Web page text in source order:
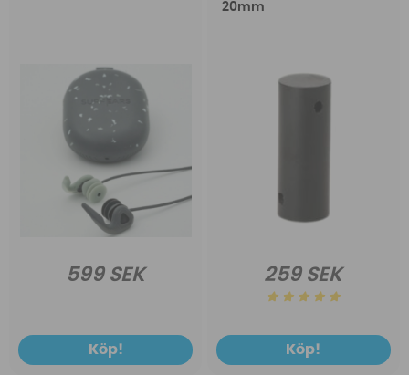
599 SEK
Köp!
20mm
259 SEK
Köp!